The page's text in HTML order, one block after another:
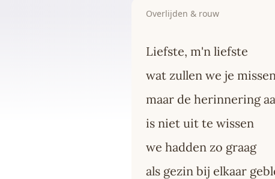
Overlijden & rouw
Liefste, m'n liefste
wat zullen we je missen
maar de herinnering
is niet uit te wissen
we hadden zo graag
als gezin bij elkaar